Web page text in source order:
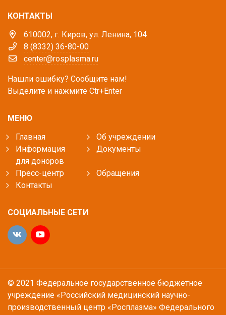
КОНТАКТЫ
610002, г. Киров, ул. Ленина, 104
8 (8332) 36-80-00
center@rosplasma.ru
Нашли ошибку? Сообщите нам!
Выделите и нажмите Ctr+Enter
МЕНЮ
Главная
Об учреждении
Информация
для доноров
Документы
Пресс-центр
Обращения
Контакты
СОЦИАЛЬНЫЕ СЕТИ
© 2021 Федеральное государственное бюджетное
учреждение «Российский медицинский научно-
производственный центр «Росплазма» Федерального